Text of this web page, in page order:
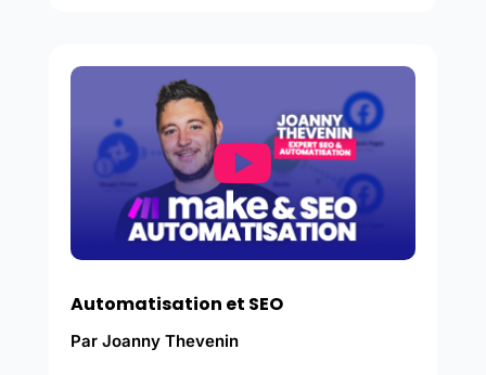
Automatisation et SEO
Par Joanny Thevenin